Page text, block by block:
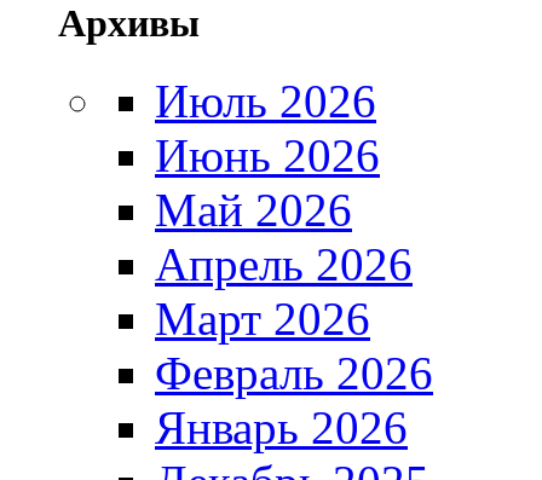
Архивы
Июль 2026
Июнь 2026
Май 2026
Апрель 2026
Март 2026
Февраль 2026
Январь 2026